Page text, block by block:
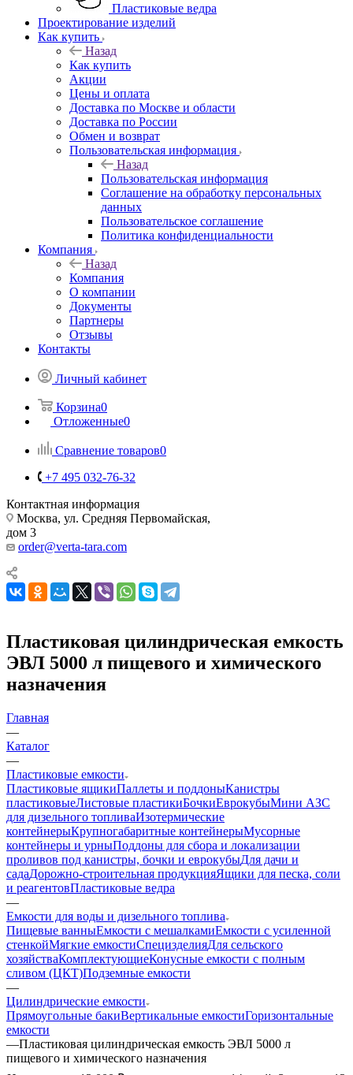
Пластиковые ведра
Проектирование изделий
Как купить
Назад
Как купить
Акции
Цены и оплата
Доставка по Москве и области
Доставка по России
Обмен и возврат
Пользовательская информация
Назад
Пользовательская информация
Соглашение на обработку персональных
данных
Пользовательское соглашение
Политика конфиденциальности
Компания
Назад
Компания
О компании
Документы
Партнеры
Отзывы
Контакты
Личный кабинет
Корзина0
Отложенные0
Сравнение товаров0
+7 495 032-76-32
Контактная информация
Москва, ул. Средняя Первомайская,
дом 3
order@verta-tara.com
Пластиковая цилиндрическая емкость
ЭВЛ 5000 л пищевого и химического
назначения
Главная
—
Каталог
—
Пластиковые емкости
Пластиковые ящикиПаллеты и поддоныКанистры
пластиковыеЛистовые пластикиБочкиЕврокубыМини АЗС
для дизельного топливаИзотермические
контейнерыКрупногабаритные контейнерыМусорные
контейнеры и урныПоддоны для сбора и локализации
проливов под канистры, бочки и еврокубыДля дачи и
садаДорожно-строительная продукцияЯщики для песка, соли
и реагентовПластиковые ведра
—
Емкости для воды и дизельного топлива
Пищевые ванныЕмкости с мешалкамиЕмкости с усиленной
стенкойМягкие емкостиСпецизделияДля сельского
хозяйстваКомплектующиеКонусные емкости с полным
сливом (ЦКТ)Подземные емкости
—
Цилиндрические емкости
Прямоугольные бакиВертикальные емкостиГоризонтальные
емкости
—Пластиковая цилиндрическая емкость ЭВЛ 5000 л
пищевого и химического назначения